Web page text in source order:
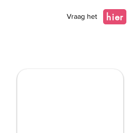
Vraag het hier